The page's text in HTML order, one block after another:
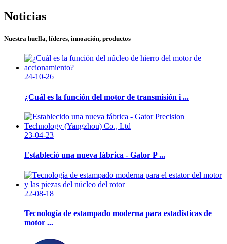
Noticias
Nuestra huella, líderes, innoación, productos
24-10-26
¿Cuál es la función del motor de transmisión i ...
23-04-23
Estableció una nueva fábrica - Gator P ...
22-08-18
Tecnología de estampado moderna para estadísticas de
motor ...